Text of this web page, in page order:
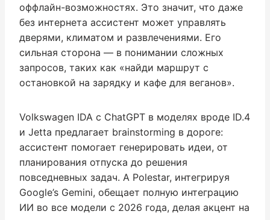
оффлайн-возможностях. Это значит, что даже
без интернета ассистент может управлять
дверями, климатом и развлечениями. Его
сильная сторона — в понимании сложных
запросов, таких как «найди маршрут с
остановкой на зарядку и кафе для веганов».
Volkswagen IDA с ChatGPT в моделях вроде ID.4
и Jetta предлагает brainstorming в дороге:
ассистент помогает генерировать идеи, от
планирования отпуска до решения
повседневных задач. А Polestar, интегрируя
Google’s Gemini, обещает полную интеграцию
ИИ во все модели с 2026 года, делая акцент на